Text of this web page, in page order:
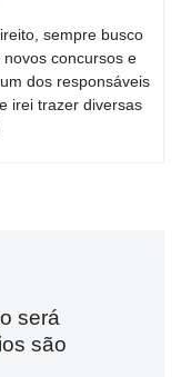
sempre busco
concursos e
dos responsáveis
irei trazer diversas
será
são